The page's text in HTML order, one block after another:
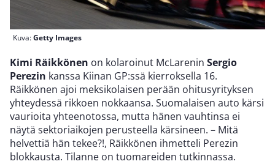
Kuva:Getty Images
Kimi Räikkönen on kolaroinut McLarenin Sergio
Perezin kanssa Kiinan GP:ssä kierroksella 16.
Räikkönen ajoi meksikolaisen perään ohitusyrityksen
yhteydessä rikkoen nokkaansa. Suomalaisen auto kärsi
vaurioita yhteenotossa, mutta hänen vauhtinsa ei
näytä sektoriaikojen perusteella kärsineen. – Mitä
helvettiä hän tekee?!, Räikkönen ihmetteli Perezin
blokkausta. Tilanne on tuomareiden tutkinnassa.